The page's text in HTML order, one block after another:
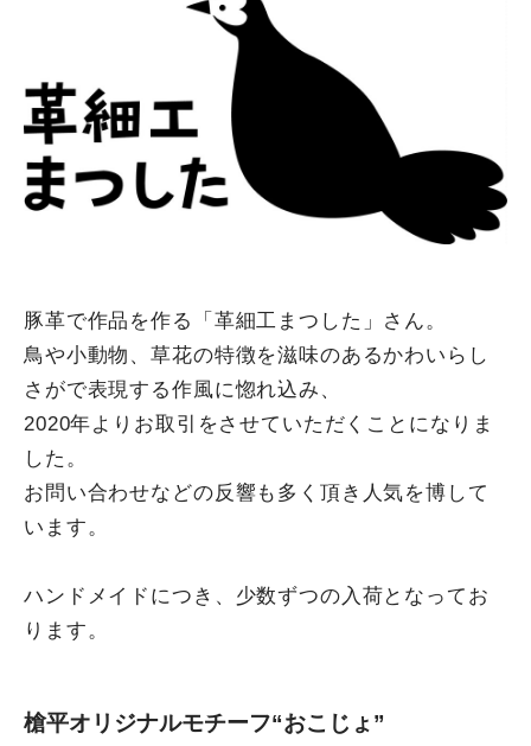
豚革で作品を作る「革細工まつした」さん。
鳥や小動物、草花の特徴を滋味のあるかわいらし
さがで表現する作風に惚れ込み、
2020年よりお取引をさせていただくことになりま
した。
お問い合わせなどの反響も多く頂き人気を博して
います。
ハンドメイドにつき、少数ずつの入荷となってお
ります。
槍平オリジナルモチーフ“おこじょ”